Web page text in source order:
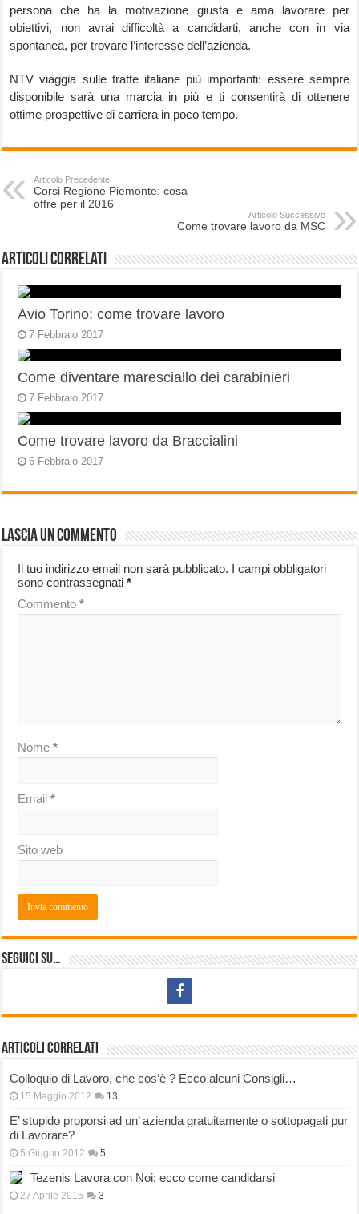
persona che ha la motivazione giusta e ama lavorare per
obiettivi, non avrai difficoltà a candidarti, anche con in via
spontanea, per trovare l’interesse dell’azienda.
NTV viaggia sulle tratte italiane più importanti: essere sempre
disponibile sarà una marcia in più e ti consentirà di ottenere
ottime prospettive di carriera in poco tempo.
Articolo Precedente
Corsi Regione Piemonte: cosa
offre per il 2016
Articolo Successivo
Come trovare lavoro da MSC
Articoli correlati
Avio Torino: come trovare lavoro
7 Febbraio 2017
Come diventare maresciallo dei carabinieri
7 Febbraio 2017
Come trovare lavoro da Braccialini
6 Febbraio 2017
Lascia un commento
Il tuo indirizzo email non sarà pubblicato. I campi obbligatori
sono contrassegnati*
Commento*
Nome*
Email*
Sito web
Seguici su…
Articoli correlati
Colloquio di Lavoro, che cos’è ? Ecco alcuni Consigli…
15 Maggio 2012 13
E’ stupido proporsi ad un’ azienda gratuitamente o sottopagati pur
di Lavorare?
5 Giugno 2012 5
Tezenis Lavora con Noi: ecco come candidarsi
27 Aprile 2015 3